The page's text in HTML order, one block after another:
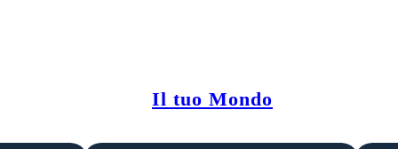
Il tuo Mondo